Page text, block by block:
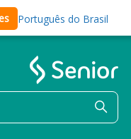
Português do Brasil